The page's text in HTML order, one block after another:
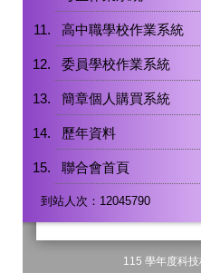
高中職學校作業系統
委員學校作業系統
簡章個人購買系統
歷年資料
聯合會首頁
到站人次：12045790
115 學年度科